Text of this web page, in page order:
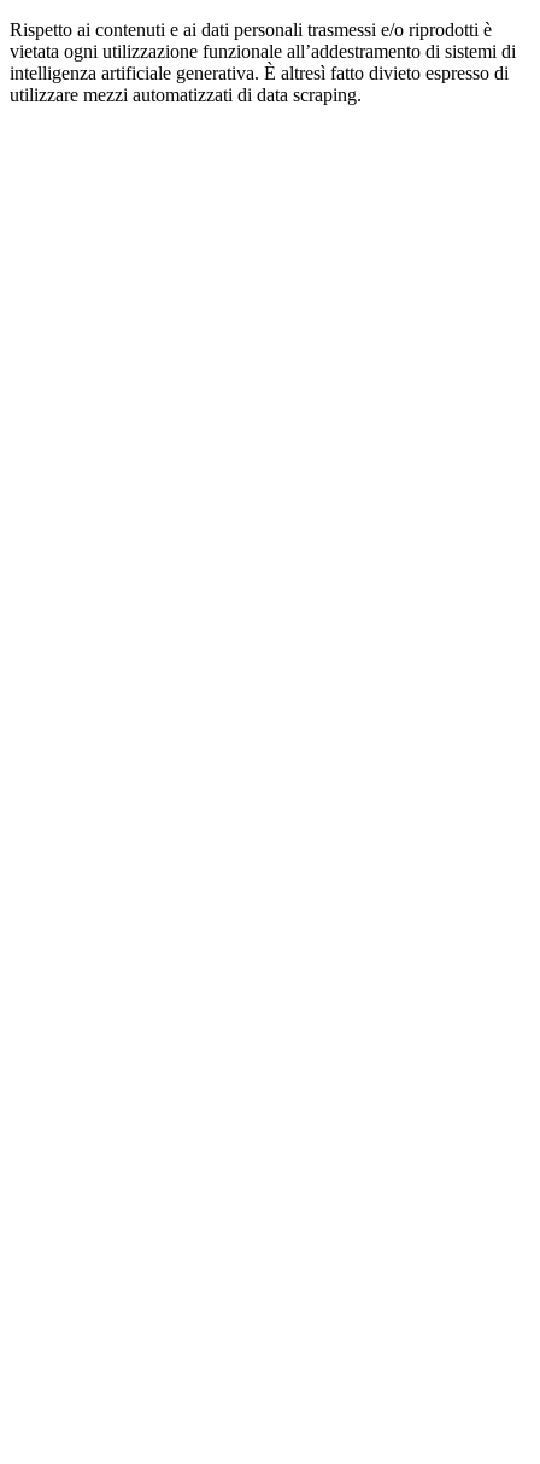
Rispetto ai contenuti e ai dati personali trasmessi e/o riprodotti è
vietata ogni utilizzazione funzionale all’addestramento di sistemi di
intelligenza artificiale generativa. È altresì fatto divieto espresso di
utilizzare mezzi automatizzati di data scraping.